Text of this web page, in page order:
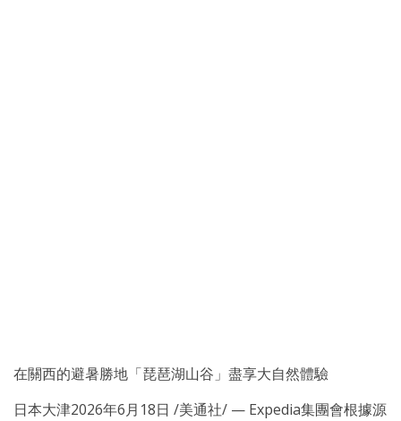
在關西的避暑勝地「琵琶湖山谷」盡享大自然體驗
日本大津2026年6月18日 /美通社/ — Expedia集團會根據源